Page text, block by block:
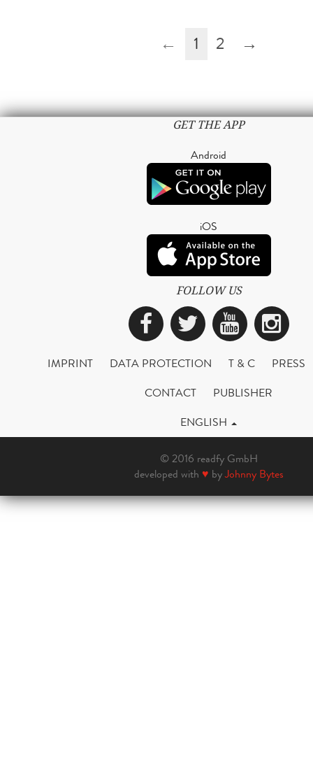
← 1 2 →
GET THE APP
Android
iOS
FOLLOW US
Facebook
Twitter
IMPRINT DATA PROTECTION T & C
PRESS
CONTACT
PUBLISHER
ENGLISH
© 2016 readfy GmbH
developed with ♥ byJohnny Bytes